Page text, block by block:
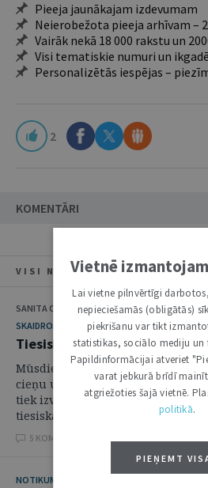
Pieeja jaunākajam izdevumam
Neierobežota pieeja arhīvam –
Vairāk nekā 18 000 rakstu un
Visi tematiskie numuri un
Personalizētās iespējas –
2
KOMENTĀRI
VISI NUMURA RAKSTI
SANITA OSIPOVA
SKAIDROJUMI. VIEDOKĻI
Tiesiska valsts vai "tiesnešu
Mūsdienās jebkurai valstij, lai tā
cieņu un līdztiesīgi iekļautos
tiek izvirzīti vairāki kritēriji. Tai ir
tiesiskai valstij. Ja tā turklāt ir arī
5 KOMENTĀRI
NOTIKUMS
Vietnē
Lai vietne pilnvērtīgi
nepieciešamās (obligātās)
piekrišanu var tikt
statistikas, sociālo mediju un
Papildinformācijai atveriet
varat jebkurā brīdī
atgriežoties šajā vietnē.
politikā.
PIEŅEMT